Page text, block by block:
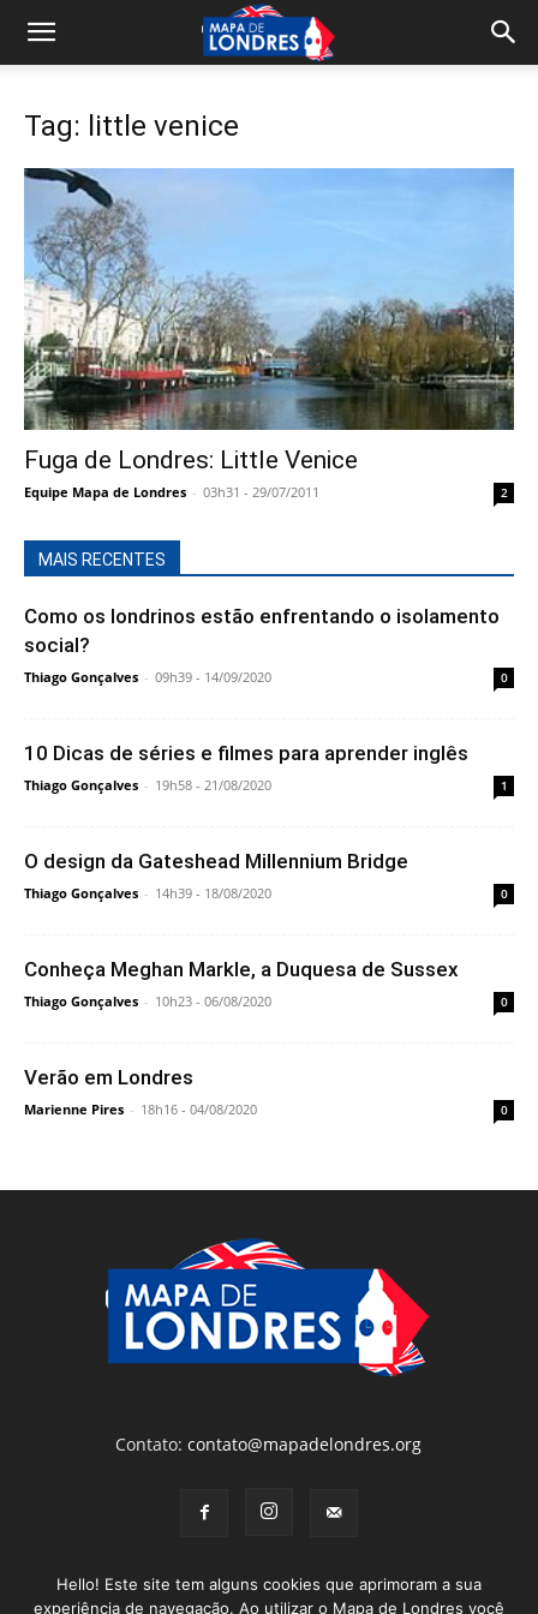
Tag: little venice
Fuga de Londres: Little Venice
Equipe Mapa de Londres - 03h31 - 29/07/2011 2
MAIS RECENTES
Como os londrinos estão enfrentando o isolamento
social?
Thiago Gonçalves - 09h39 - 14/09/2020 0
10 Dicas de séries e filmes para aprender inglês
Thiago Gonçalves - 19h58 - 21/08/2020 1
O design da Gateshead Millennium Bridge
Thiago Gonçalves - 14h39 - 18/08/2020 0
Conheça Meghan Markle, a Duquesa de Sussex
Thiago Gonçalves - 10h23 - 06/08/2020 0
Verão em Londres
Marienne Pires - 18h16 - 04/08/2020 0
Contato:contato@mapadelondres.org
Hello! Este site tem alguns cookies que aprimoram a sua
experiência de navegação. Ao utilizar o Mapa de Londres você